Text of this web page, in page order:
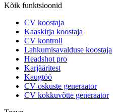
Kõik funktsioonid
CV koostaja
Kaaskirja koostaja
CV kontroll
Lahkumisavalduse koostaja
Headshot pro
Karjääritest
Kaugtöö
CV oskuste generaator
CV kokkuvõtte generaator